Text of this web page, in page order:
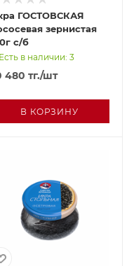
ГОСТОВСКАЯ
зернистая
с/б
Есть в наличии: 3
480 тг./шт
В КОРЗИНУ